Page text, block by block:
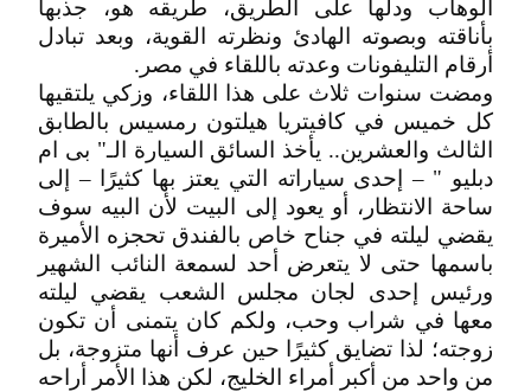
الوهاب ودلها على الطريق، طريقه هو، جذبها
بأناقته وبصوته الهادئ ونظرته القوية، وبعد تبادل
أرقام التليفونات وعدته باللقاء في مصر.
ومضت سنوات ثلاث على هذا اللقاء، وزكي يلتقيها
كل خميس في كافيتريا هيلتون رمسيس بالطابق
الثالث والعشرين.. يأخذ السائق السيارة الـ" بى ام
دبليو " – إحدى سياراته التي يعتز بها كثيرًا – إلى
ساحة الانتظار، أو يعود إلى البيت لأن البيه سوف
يقضي ليلته في جناح خاص بالفندق تحجزه الأميرة
باسمها حتى لا يتعرض أحد لسمعة النائب الشهير
ورئيس إحدى لجان مجلس الشعب يقضي ليلته
معها في شراب وحب، ولكم كان يتمنى أن تكون
زوجته؛ لذا تضايق كثيرًا حين عرف أنها متزوجة، بل
من واحد من أكبر أمراء الخليج، لكن هذا الأمر أراحه